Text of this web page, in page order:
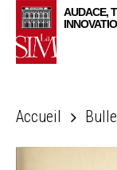
Skip
main
Accueil